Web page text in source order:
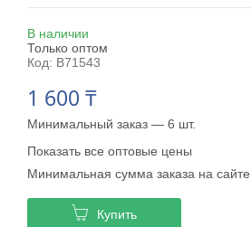
В наличии
Только оптом
Код: B71543
1 600 ₸
Минимальный заказ — 6 шт.
Показать все оптовые цены
Минимальная сумма заказа на
Купить